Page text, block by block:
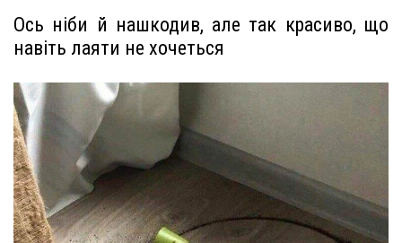
Ось ніби й нашкодив, але так красиво, що
навіть лаяти не хочеться